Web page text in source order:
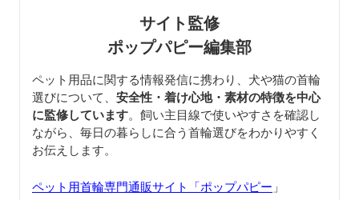
サイト監修
ポップパピー編集部
ペット用品に関する情報発信に携わり、犬や猫の首輪
選びについて、 安全性・着け心地・素材の特徴を中心
に監修しています。飼い主目線で使いやすさを確認し
ながら、毎日の暮らしに合う首輪選びをわかりやすく
お伝えします。
ペット用首輪専門通販サイト「ポップパピー 」